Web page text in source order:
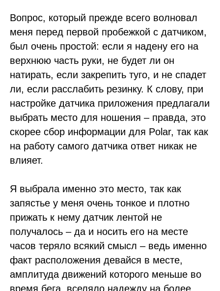
Вопрос, который прежде всего волновал
меня перед первой пробежкой с датчиком,
был очень простой: если я надену его на
верхнюю часть руки, не будет ли он
натирать, если закрепить туго, и не спадет
ли, если расслабить резинку. К слову, при
настройке датчика приложения предлагали
выбрать место для ношения – правда, это
скорее сбор информации для Polar, так как
на работу самого датчика ответ никак не
влияет.
Я выбрала именно это место, так как
запястье у меня очень тонкое и плотно
прижать к нему датчик лентой не
получалось – да и носить его на месте
часов теряло всякий смысл – ведь именно
факт расположения девайся в месте,
амплитуда движений которого меньше во
время бега, вселяло надежду на более